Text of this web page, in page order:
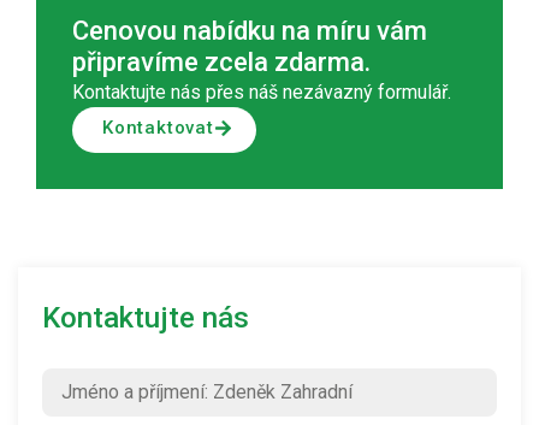
Cenovou nabídku na míru vám
připravíme zcela zdarma.
Kontaktujte nás přes náš nezávazný formulář.
Kontaktovat
Kontaktujte nás